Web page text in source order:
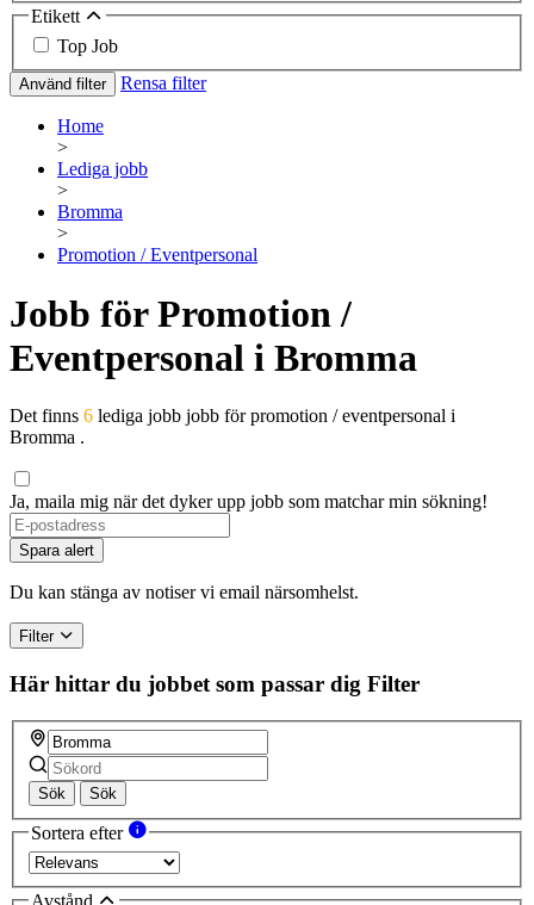
Etikett
Top Job
Använd filter Rensa filter
Home
>
Lediga jobb
>
Bromma
>
Promotion / Eventpersonal
Jobb för Promotion /
Eventpersonal i Bromma
Det finns 6 lediga jobb jobb för promotion / eventpersonal i
Bromma .
Ja, maila mig när det dyker upp jobb som matchar min sökning!
Spara alert
Du kan stänga av notiser vi email närsomhelst.
Filter
Här hittar du jobbet som passar dig Filter
Sök Sök
Sortera efter
Avstånd